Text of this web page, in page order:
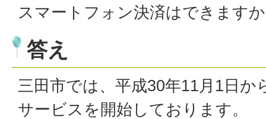
スマートフォン決済はできます
答え
三田市では、平成30年11月1日か
サービスを開始しております。